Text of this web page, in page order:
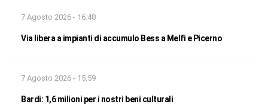
7 Agosto 2026 - 16:48
Via libera a impianti di accumulo Bess a Melfi e Picerno
7 Agosto 2026 - 15:59
Bardi: 1,6 milioni per i nostri beni culturali